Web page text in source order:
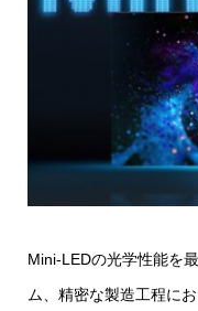
Mini-LEDの光学性能を
ム、精密な製造工程に